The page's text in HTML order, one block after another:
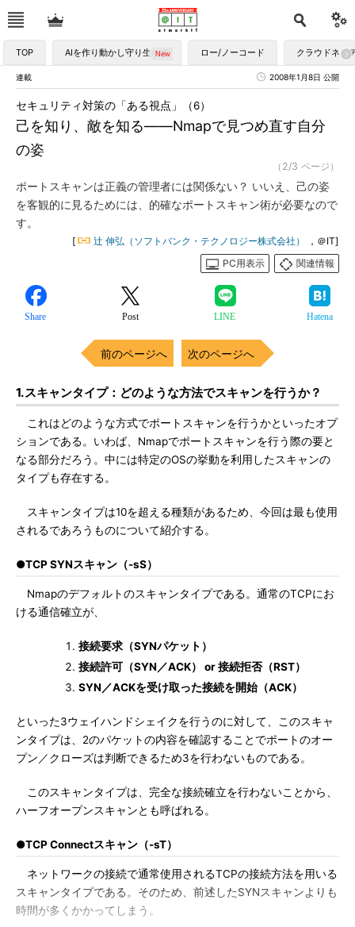
TOP AIを作り動かし守り生かす ロー/ノーコード クラウドネイ
連載 2008年1月8日 公開
己を知り、敵を知る――Nmapで見つめ直す自分
の姿
セキュリティ対策の「ある視点」（6）
（2/3 ページ）
ポートスキャンは正義の管理者には関係ない？ いいえ、己の姿
を客観的に見るためには、的確なポートスキャン術が必要なので
す。
[ 辻 伸弘（ソフトバンク・テクノロジー株式会社）
，＠IT]
PC用表示
関連情報
Share Post LINE Hatena
前のページへ 次のページへ
1.スキャンタイプ：どのような方法でスキャンを行うか？
これはどのような方式でポートスキャンを行うかといったオプ
ションである。いわば、Nmapでポートスキャンを行う際の要と
なる部分だろう。中には特定のOSの挙動を利用したスキャンの
タイプも存在する。
スキャンタイプは10を超える種類があるため、今回は最も使用
されるであろうものについて紹介する。
●TCP SYNスキャン（-sS）
Nmapのデフォルトのスキャンタイプである。通常のTCPにお
ける通信確立が、
接続要求（SYNパケット）
接続許可（SYN／ACK） or 接続拒否（RST）
SYN／ACKを受け取った接続を開始（ACK）
といった3ウェイハンドシェイクを行うのに対して、このスキャ
ンタイプは、2のパケットの内容を確認することでポートのオー
プン／クローズは判断できるため3を行わないものである。
このスキャンタイプは、完全な接続確立を行わないことから、
ハーフオープンスキャンとも呼ばれる。
●TCP Connectスキャン（-sT）
ネットワークの接続で通常使用されるTCPの接続方法を用いる
スキャンタイプである。そのため、前述したSYNスキャンよりも
時間が多くかかってしまう。